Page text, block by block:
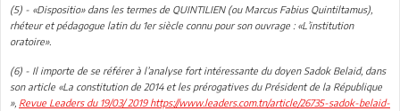
(5) - «Dispositio» dans les termes de QUINTILIEN (ou Marcus Fabius Quintiltamus),
rhéteur et pédagogue latin du 1er siècle connu pour son ouvrage : «L’institution
oratoire».
(6) - Il importe de se référer à l’analyse fort intéressante du doyen Sadok Belaid, dans
son article «La constitution de 2014 et les prérogatives du Président de la République
», Revue Leaders du 19/03/ 2019 https://www.leaders.com.tn/article/26735-sadok-belaid-